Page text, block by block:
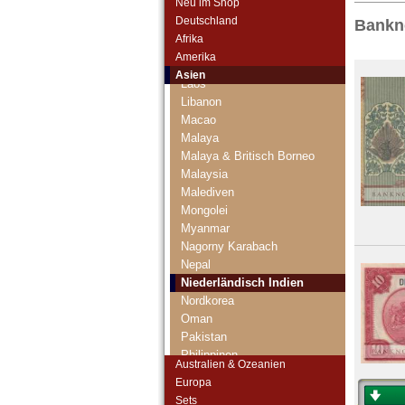
Deutschland
Afrika
Amerika
Asien
Katar und Dubai
Kuwait
Laos
Libanon
Macao
Malaya
Malaya & Britisch Borneo
Malaysia
Malediven
Mongolei
Myanmar
Nagorny Karabach
Nepal
Niederländisch Indien
Nordkorea
Oman
Pakistan
Philippinen
Saudi Arabien
Australien & Ozeanien
Europa
Sets